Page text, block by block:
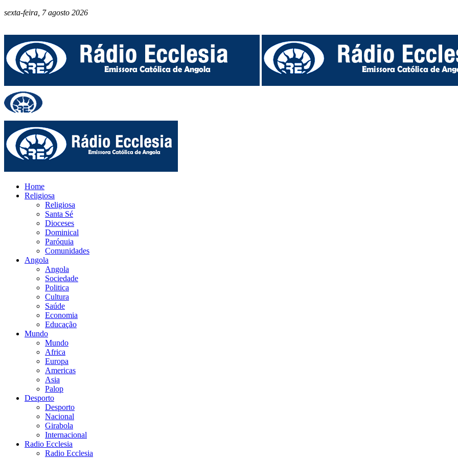
sexta-feira, 7 agosto 2026
Home
Religiosa
Religiosa
Santa Sé
Dioceses
Dominical
Paróquia
Comunidades
Angola
Angola
Sociedade
Politica
Cultura
Saúde
Economia
Educação
Mundo
Mundo
Africa
Europa
Americas
Asia
Palop
Desporto
Desporto
Nacional
Girabola
Internacional
Radio Ecclesia
Radio Ecclesia